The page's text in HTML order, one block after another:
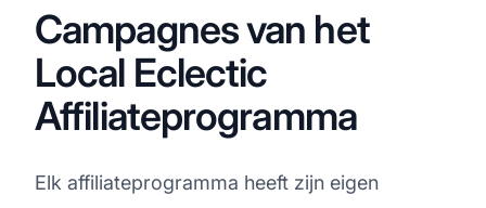
Campagnes van het
Local Eclectic
Affiliateprogramma
Elk affiliateprogramma heeft zijn eigen